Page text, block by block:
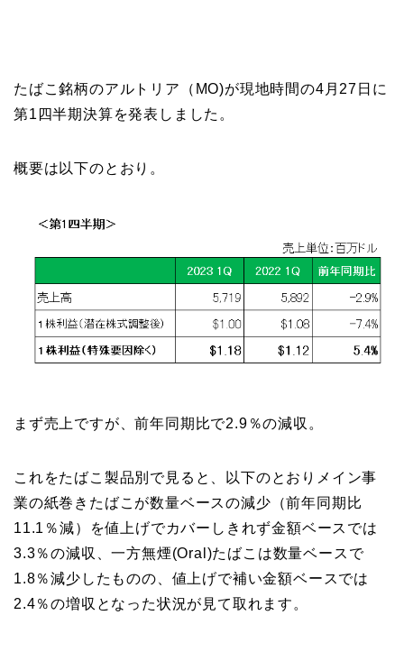
たばこ銘柄のアルトリア（MO)が現地時間の4月27日に
第1四半期決算を発表しました。
概要は以下のとおり。
まず売上ですが、前年同期比で2.9％の減収。
これをたばこ製品別で見ると、以下のとおりメイン事
業の紙巻きたばこが数量ベースの減少（前年同期比
11.1％減）を値上げでカバーしきれず金額ベースでは
3.3％の減収、一方無煙(Oral)たばこは数量ベースで
1.8％減少したものの、値上げで補い金額ベースでは
2.4％の増収となった状況が見て取れます。